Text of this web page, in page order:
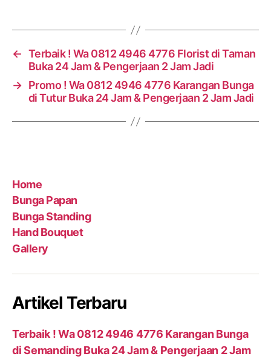
← Terbaik ! Wa 0812 4946 4776 Florist di Taman
Buka 24 Jam & Pengerjaan 2 Jam Jadi
→ Promo ! Wa 0812 4946 4776 Karangan Bunga
di Tutur Buka 24 Jam & Pengerjaan 2 Jam Jadi
Home
Bunga Papan
Bunga Standing
Hand Bouquet
Gallery
Artikel Terbaru
Terbaik ! Wa 0812 4946 4776 Karangan Bunga
di Semanding Buka 24 Jam & Pengerjaan 2 Jam